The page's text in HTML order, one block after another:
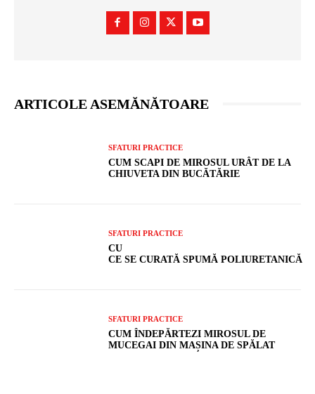
ARTICOLE ASEMĂNĂTOARE
SFATURI PRACTICE
CUM SCAPI DE MIROSUL URÂT DE LA
CHIUVETA DIN BUCĂTĂRIE
SFATURI PRACTICE
CU
CE SE CURATĂ SPUMĂ POLIURETANICĂ
SFATURI PRACTICE
CUM ÎNDEPĂRTEZI MIROSUL DE
MUCEGAI DIN MAȘINA DE SPĂLAT